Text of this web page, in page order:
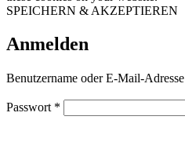
SPEICHERN & AKZEPTIEREN
Anmelden
Benutzername oder E-Mail-Adresse
Passwort *